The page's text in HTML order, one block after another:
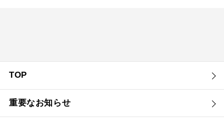
TOP
重要なお知らせ